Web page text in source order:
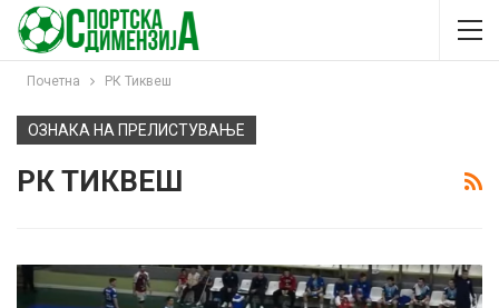
Почетна РК Тиквеш
ОЗНАКА НА ПРЕЛИСТУВАЊЕ
РК ТИКВЕШ